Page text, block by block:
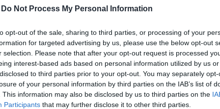
Do Not Process My Personal Information
opt-out of the sale, sharing to third parties, or processing of your
for targeted advertising by us, please use the below opt-out
selection. Please note that after your opt-out request is processed
interest-based ads based on personal information utilized by us
to third parties prior to your opt-out. You may separately
of your personal information by third parties on the IAB’s list of
This information may also be disclosed by us to third parties on the
Participants that may further disclose it to other third parties.
09:00
is érezni, hogy gyengélkedik a gazdaság: elmaradnak,
enyhítette a szakemberhiányt - mondja Vinnai
már nem emelkednek olyam meredeken,
nő a digitális szakemberek iránti igény. Az IT-